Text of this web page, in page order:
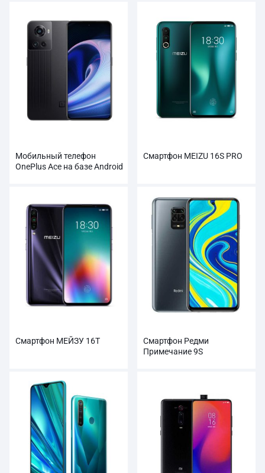
Мобильный телефон
OnePlus Ace на базе Android
Смартфон MEIZU 16S PRO
Смартфон МЕЙЗУ 16Т
Смартфон Редми
Примечание 9S